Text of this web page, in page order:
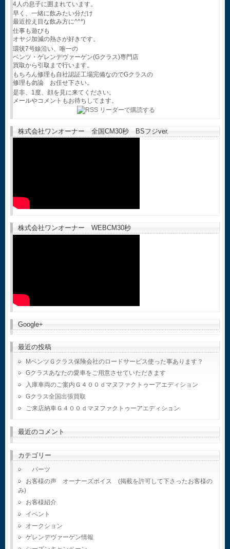
4人の息子に囲まれています。
早く、一緒に飲みたい分だけ
最近控え目な飲み方に^^*)
仕事も遊びも
オヤジ加減の熱さが好きです。
環状7号線沿い、唯一の
ベンツ・ゲレンデヴァーゲン(Gクラス)専門店
買取から引取まで行います。
もちろん修理も自社認証工場完備なのでGクラスの
修理も勿論 お任せ下さい。
是非、1度、顔を見に来てください。
メールやコメントもお待ちしてます。
株式会社ワンオーナー 全国CM30秒 BSフジver.
株式会社ワンオーナー WEBCM30秒
Google+
最近の投稿
MベンツＧクラス保険会社のロードサービス使った事あります？
Gクラスあなたの愛車をご用意させていただきます
入庫車両のご案内Ｇ４００ｄマヌファクトゥーアエディション
Gクラス全国出張買取
ご来店納車Ｇ４００ｄマヌファクトゥーアエディション
最近のコメント
カテゴリー
パーツ
お客様の声 オーナーズボイス (掲載を許可して下さったお客様の
み)
お客様紹介
イベント
オークション
ゲレンデヴァーゲン情報